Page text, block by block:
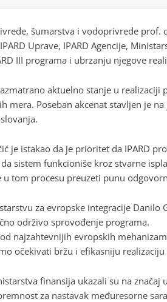
šumarstva i vodoprivrede prof.
Uprave, IPARD Agencije,
III programa i ubrzanju njegove
aktuelno stanje u
mera. Poseban akcenat stavljen je
je istakao da je prioritet da IPARD
sistem funkcioniše kroz stvarne
u tom procesu preuzeti punu
za evropske integracije
održivo sprovođenje programa.
od najzahtevnijih evropskih
očekivati bržu i efikasniju realizaciju
finansija ukazali su na
za nastavak međuresorne